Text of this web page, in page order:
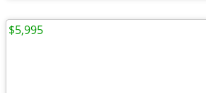
$5,995